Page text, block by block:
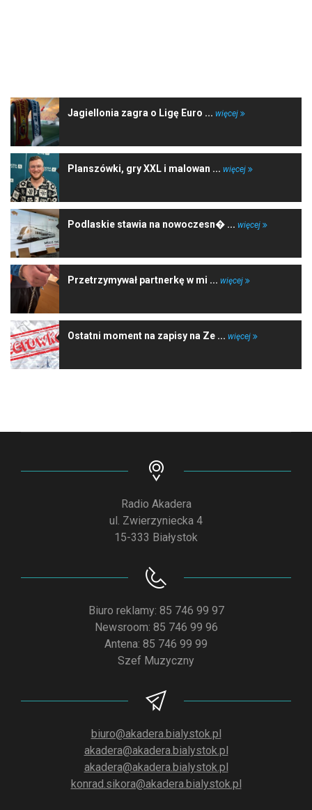
Jagiellonia zagra o Ligę Euro ... więcej
Planszówki, gry XXL i malowan ... więcej
Podlaskie stawia na nowoczesn� ... więcej
Przetrzymywał partnerkę w mi ... więcej
Ostatni moment na zapisy na Ze ... więcej
Radio Akadera
ul. Zwierzyniecka 4
15-333 Białystok
Biuro reklamy: 85 746 99 97
Newsroom: 85 746 99 96
Antena: 85 746 99 99
Szef Muzyczny
biuro@akadera.bialystok.pl
akadera@akadera.bialystok.pl
akadera@akadera.bialystok.pl
konrad.sikora@akadera.bialystok.pl